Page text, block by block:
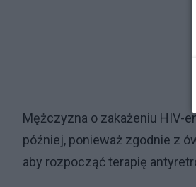
Mężczyzna o zakażeniu HIV-
później, ponieważ zgodnie z
aby rozpocząć terapię